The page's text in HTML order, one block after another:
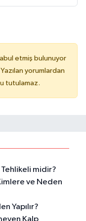
etmiş bulunuyor
yorumlardan
tutulamaz.
midir?
ve Neden
Yapılır?
Kalp